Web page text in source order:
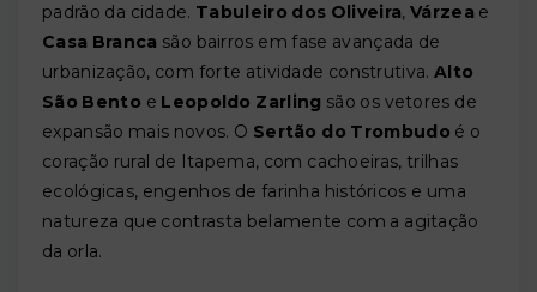
padrão da cidade. Tabuleiro dos Oliveira,Várzea e
Casa Branca são bairros em fase avançada de
urbanização, com forte atividade construtiva.Alto
São Bento e Leopoldo Zarling são os vetores de
expansão mais novos. O Sertão do Trombudo é o
coração rural de Itapema, com cachoeiras, trilhas
ecológicas, engenhos de farinha históricos e uma
natureza que contrasta belamente com a agitação
da orla.